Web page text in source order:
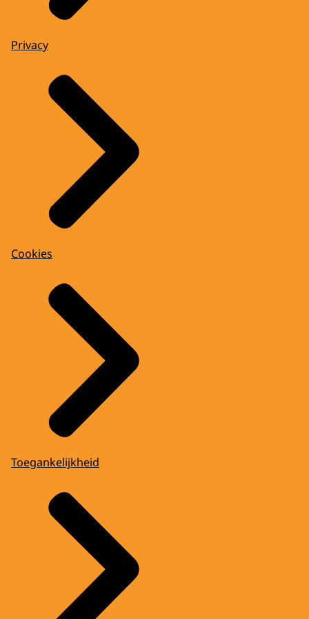
Privacy
Cookies
Toegankelijkheid